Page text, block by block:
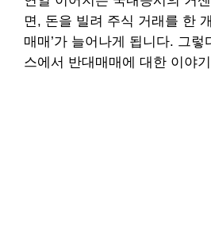
면, 돈을 빌려 주식 거래를 한
매매’가 늘어나게 됩니다. 그렇
스에서 반대매매에 대한 이야